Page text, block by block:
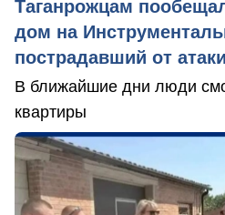
Таганрожцам
дом на
пострадавший от
В ближайшие дни люди
квартиры